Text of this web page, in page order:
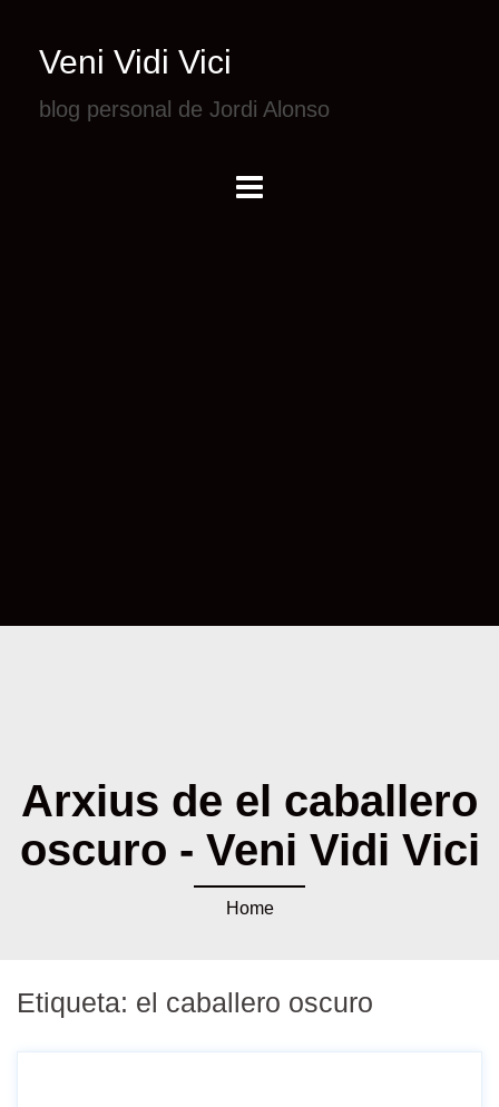
Veni Vidi Vici
blog personal de Jordi Alonso
Arxius de el caballero
oscuro - Veni Vidi Vici
Home
Etiqueta: el caballero oscuro